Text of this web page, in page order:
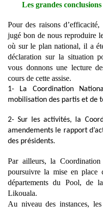
Les grandes
Pour des raisons
jugé bon de nous reproduire
où sur le plan national, il a
déclaration sur la situation
vous donnons une lecture
cours de cette assise.
1- La Coordination
mobilisation des partis et de
2- Sur les activités, la
amendements le rapport
des présidents.
Par ailleurs, la
poursuivre la mise en place
départements du Pool, de
Likouala.
Au niveau des instances,